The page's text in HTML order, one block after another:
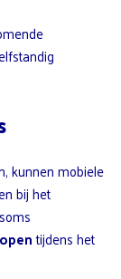
kunnen mobiele
bij het
tijdens het